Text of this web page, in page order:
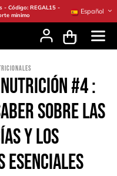
- Código: REGAL15 -
minimo
Español
#4 :
SOBRE LAS
Y LOS
ESENCIALES